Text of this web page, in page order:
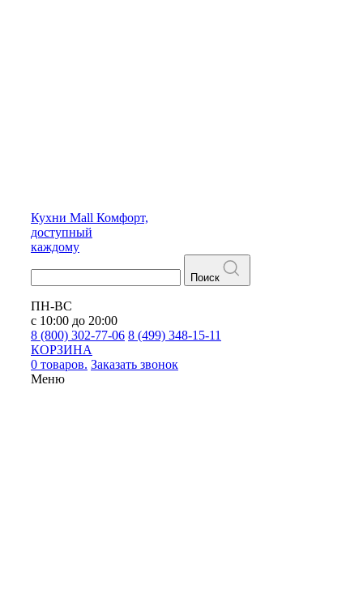
Кухни Mall Комфорт,
доступный
каждому
Поиск
ПН-ВС
с 10:00 до 20:00
8 (800) 302-77-06 8 (499) 348-15-11
КОРЗИНА
0 товаров. Заказать звонок
Меню